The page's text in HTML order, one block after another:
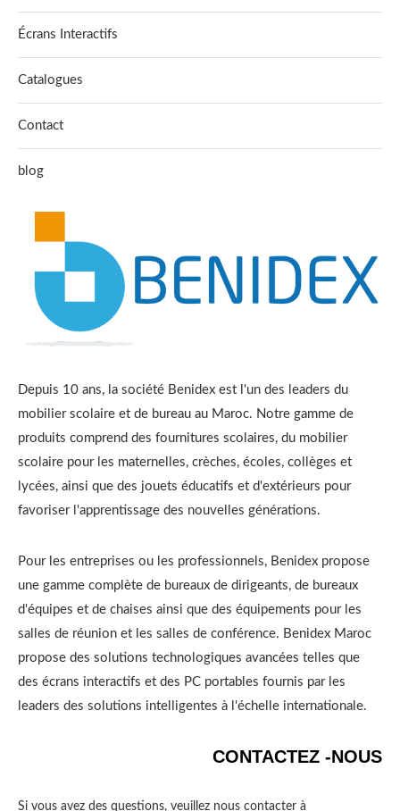
Écrans Interactifs
Catalogues
Contact
blog
Depuis 10 ans, la société Benidex est l'un des leaders du
mobilier scolaire et de bureau au Maroc. Notre gamme de
produits comprend des fournitures scolaires, du mobilier
scolaire pour les maternelles, crèches, écoles, collèges et
lycées, ainsi que des jouets éducatifs et d'extérieurs pour
favoriser l'apprentissage des nouvelles générations.
Pour les entreprises ou les professionnels, Benidex propose
une gamme complète de bureaux de dirigeants, de bureaux
d'équipes et de chaises ainsi que des équipements pour les
salles de réunion et les salles de conférence. Benidex Maroc
propose des solutions technologiques avancées telles que
des écrans interactifs et des PC portables fournis par les
leaders des solutions intelligentes à l'échelle internationale.
CONTACTEZ -NOUS
Si vous avez des questions, veuillez nous contacter à